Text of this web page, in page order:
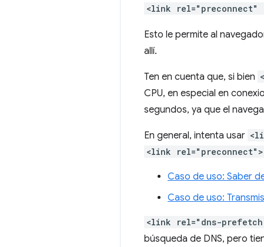
<link rel="preconnect"
Esto le permite al
allí.
Ten en cuenta que, si bien
CPU, en especial en
segundos, ya que el
En general, intenta usar
<link rel="preconnect">
Caso de uso: Saber
Caso de uso:
<link rel="dns-
búsqueda de DNS, pero